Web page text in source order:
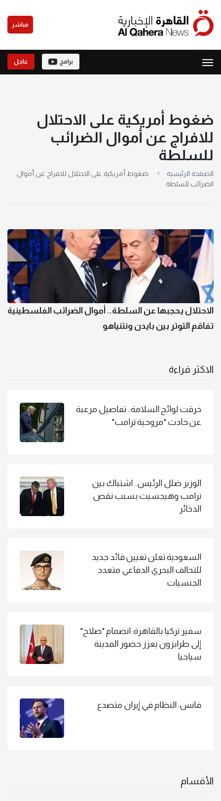
مباشر
برامج عاجل
ضغوط أمريكية على الاحتلال
للافراج عن أموال الضرائب
للسلطة
الصفحة الرئيسية
ضغوط أمريكية على الاحتلال للافراج عن أموال
الضرائب للسلطة
الاحتلال يحجبها عن السلطة.. أموال الضرائب الفلسطينية
تفاقم التوتر بين بايدن ونتنياهو
الاكثر قراءة
خرقت لوائح السلامة.. تفاصيل مرعبة
عن حادث "مروحية ترامب"
الوزير ضلل الرئيس.. اشتباك بين
ترامب وهيجسيث بسبب نقص
الذخائر
السعودية تعلن تعيين قائد جديد
للتحالف البحري الدفاعي متعدد
الجنسيات
سفير تركيا بالقاهرة: انضمام "صلاح"
إلى طرابزون يعزز حضور المدينة
سياحيا
فانس: النظام في إيران متصدع
الأقسام